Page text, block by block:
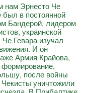
нам Эрнесто Че
был в постоянной
Бандерой, лидером
украинской
Гевара изучал
И он
Армия Крайова,
после войны
уничтожили